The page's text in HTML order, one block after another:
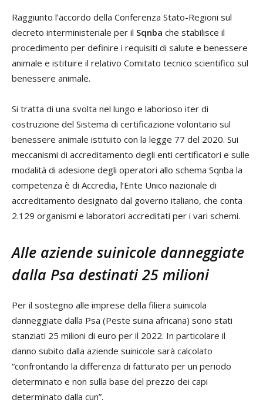
Raggiunto l’accordo della Conferenza Stato-Regioni sul
decreto interministeriale per il Sqnba che stabilisce il
procedimento per definire i requisiti di salute e benessere
animale e istituire il relativo Comitato tecnico scientifico sul
benessere animale.
Si tratta di una svolta nel lungo e laborioso iter di
costruzione del Sistema di certificazione volontario sul
benessere animale istituito con la legge 77 del 2020. Sui
meccanismi di accreditamento degli enti certificatori e sulle
modalità di adesione degli operatori allo schema Sqnba la
competenza è di Accredia, l’Ente Unico nazionale di
accreditamento designato dal governo italiano, che conta
2.129 organismi e laboratori accreditati per i vari schemi.
Alle aziende suinicole danneggiate
dalla Psa destinati 25 milioni
Per il sostegno alle imprese della filiera suinicola
danneggiate dalla Psa (Peste suina africana) sono stati
stanziati 25 milioni di euro per il 2022. In particolare il
danno subito dalla aziende suinicole sarà calcolato
“confrontando la differenza di fatturato per un periodo
determinato e non sulla base del prezzo dei capi
determinato dalla cun”.